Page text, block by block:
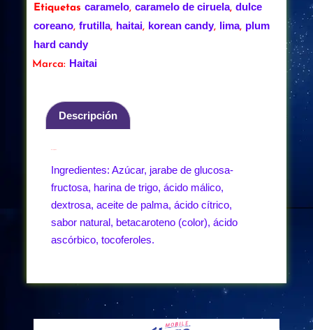
Etiquetas caramelo, caramelo de ciruela, dulce
coreano, frutilla, haitai, korean candy, lima, plum
hard candy
Marca: Haitai
Descripción
Ingredientes: Azúcar, jarabe de glucosa-
fructosa, harina de trigo, ácido málico,
dextrosa, aceite de palma, ácido cítrico,
sabor natural, betacaroteno (color), ácido
ascórbico, tocoferoles.